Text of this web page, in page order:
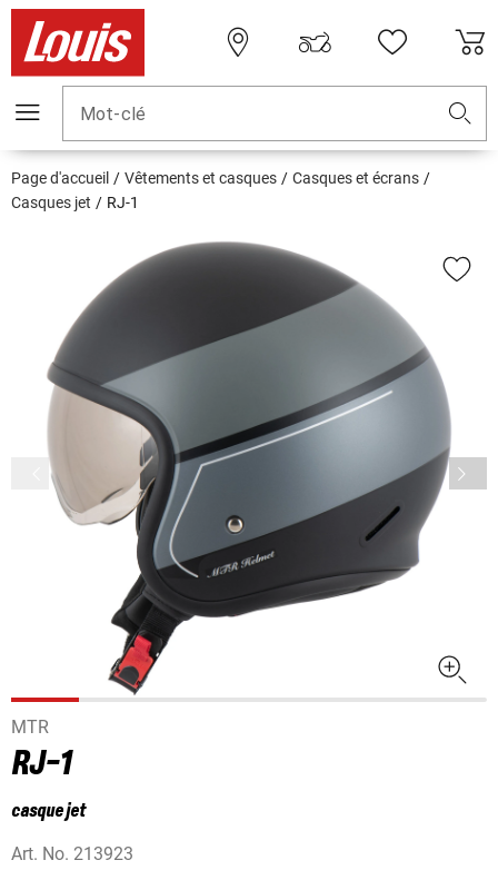
Mot-clé
Page d'accueil Vêtements et casques
Casques et écrans
Casques jet
RJ-1
MTR
RJ-1
casque jet
Art. No. 213923